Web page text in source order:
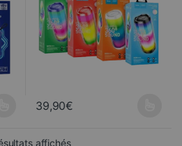
Les options peuvent être
39,90€
Ce produit a plusieurs
affichésTrié du plus récent au